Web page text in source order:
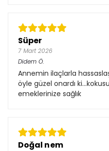
Süper
7 Mart 2026
Didem Ö.
Annemin ilaçlarla
öyle güzel onardı
emeklerinize sağlık
Doğal nem